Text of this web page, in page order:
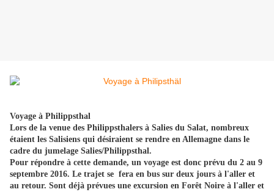
Voyage à Philippsthal
Lors de la venue des Philippsthalers à Salies du Salat, nombreux
étaient les Salisiens qui désiraient se rendre en Allemagne dans le
cadre du jumelage Salies/Philippsthal.
Pour répondre à cette demande, un voyage est donc prévu du 2 au 9
septembre 2016. Le trajet se fera en bus sur deux jours à l'aller et
au retour. Sont déjà prévues une excursion en Forêt Noire à l'aller et